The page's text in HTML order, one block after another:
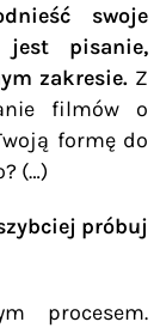
swoje
jest pisanie,
zakresie. Z
filmów o
formę do
(…)
próbuj
procesem.